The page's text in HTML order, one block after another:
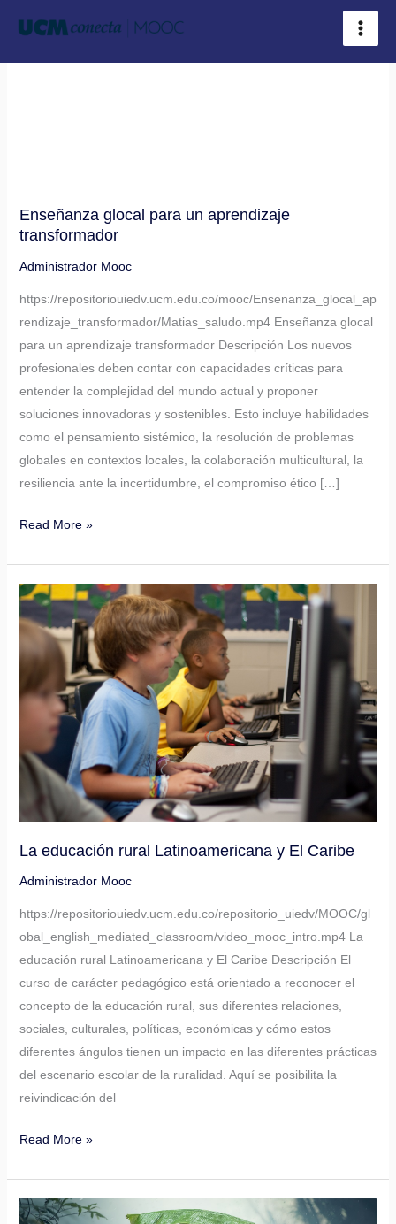
Enseñanza glocal para un aprendizaje
transformador
Administrador Mooc
https://repositoriouiedv.ucm.edu.co/mooc/Ensenanza_glocal_ap
rendizaje_transformador/Matias_saludo.mp4 Enseñanza glocal
para un aprendizaje transformador Descripción Los nuevos
profesionales deben contar con capacidades críticas para
entender la complejidad del mundo actual y proponer
soluciones innovadoras y sostenibles. Esto incluye habilidades
como el pensamiento sistémico, la resolución de problemas
globales en contextos locales, la colaboración multicultural, la
resiliencia ante la incertidumbre, el compromiso ético […]
Enseñanza
glocal
para
aprendizaje
transformador
Read More »
La educación rural Latinoamericana y El Caribe
Administrador Mooc
https://repositoriouiedv.ucm.edu.co/repositorio_uiedv/MOOC/gl
obal_english_mediated_classroom/video_mooc_intro.mp4 La
educación rural Latinoamericana y El Caribe Descripción El
curso de carácter pedagógico está orientado a reconocer el
concepto de la educación rural, sus diferentes relaciones,
sociales, culturales, políticas, económicas y cómo estos
diferentes ángulos tienen un impacto en las diferentes prácticas
del escenario escolar de la ruralidad. Aquí se posibilita la
reivindicación del
La
educación
Latinoamericana
Read More »
Gestión